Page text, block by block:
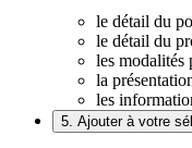
le détail du
le détail du
les modalités
la
les
5. Ajouter à votre